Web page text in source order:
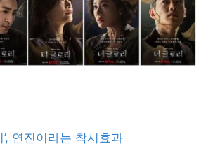
’, 연진이라는 착시효과